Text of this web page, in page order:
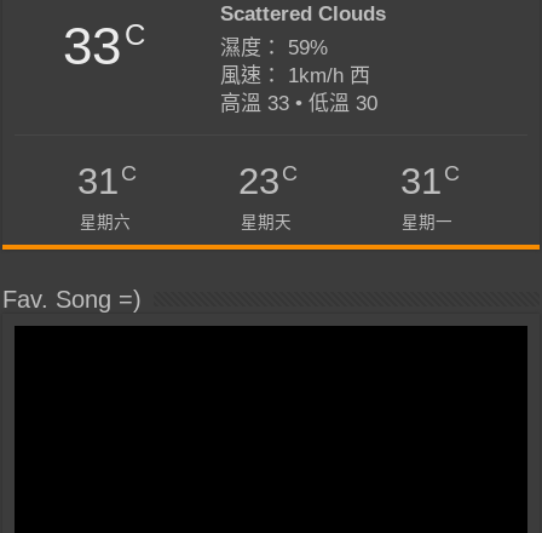
33C
Scattered Clouds
濕度： 59%
風速： 1km/h 西
高溫 33 • 低溫 30
31C
星期六
23C
星期天
31C
星期一
Fav. Song =)